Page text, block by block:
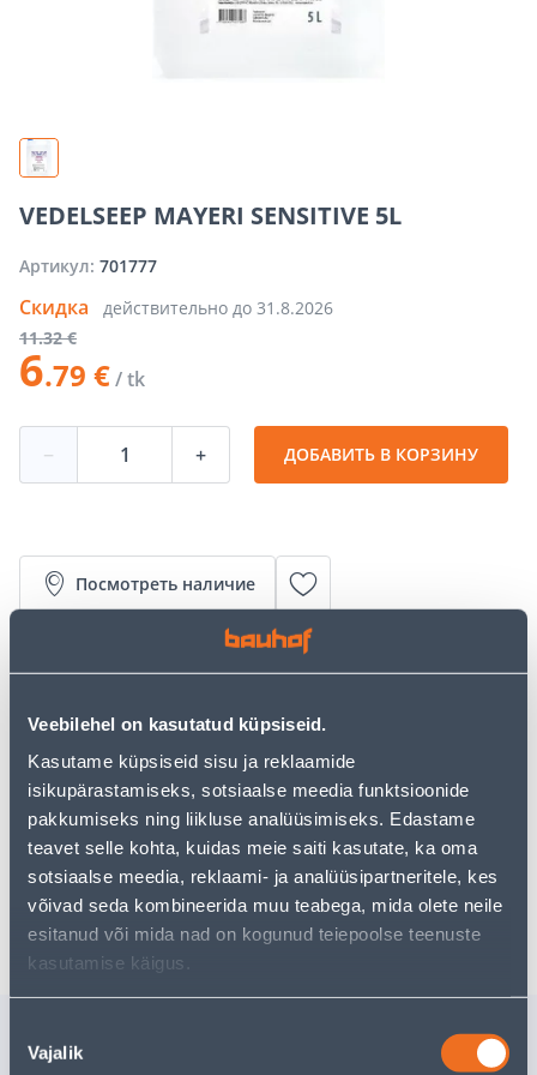
Veebilehel on kasutatud küpsiseid.
Kasutame küpsiseid sisu ja reklaamide
isikupärastamiseks, sotsiaalse meedia funktsioonide
pakkumiseks ning liikluse analüüsimiseks. Edastame
teavet selle kohta, kuidas meie saiti kasutate, ka oma
sotsiaalse meedia, reklaami- ja analüüsipartneritele, kes
võivad seda kombineerida muu teabega, mida olete neile
esitanud või mida nad on kogunud teiepoolse teenuste
kasutamise käigus.
valik
Vajalik
VEDELSEEP MAYERI SENSITIVE 5L
Артикул: 701777
Скидка действительно до 31.8.2026
11.32 €
6.79 €/ tk
− + ДОБАВИТЬ В КОРЗИНУ
Посмотреть наличие
• Õrnatoimeline vedelseep tundlikule nahale.
• Sisaldab nahka pehmendavaid lisandeid.
• 14-päevane tagastusõigus.
Предполагаемая доставка 4,99 € от 2-5 tööpäeva
Посылочный автомат от 2,29 € с 2-5 tööpäeva
Забрать в магазине, с 09.08.2026